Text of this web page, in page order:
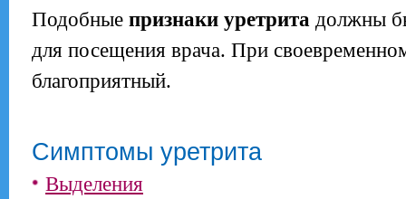
Подобные признаки уретрита должны
для посещения врача. При
благоприятный.
Симптомы уретрита
Выделения